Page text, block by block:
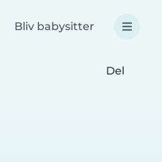
Bliv babysitter
Del